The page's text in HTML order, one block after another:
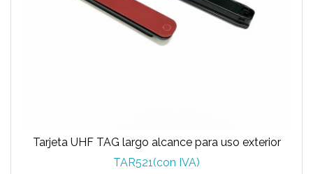
Tarjeta UHF TAG largo alcance para uso exterior
TAR521(con IVA)